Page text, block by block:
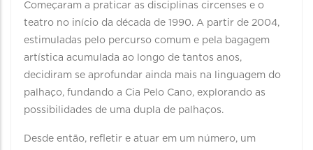
Começaram a praticar as disciplinas circenses e o
teatro no início da década de 1990. A partir de 2004,
estimuladas pelo percurso comum e pela bagagem
artística acumulada ao longo de tantos anos,
decidiram se aprofundar ainda mais na linguagem do
palhaço, fundando a Cia Pelo Cano, explorando as
possibilidades de uma dupla de palhaços.
Desde então, refletir e atuar em um número, um